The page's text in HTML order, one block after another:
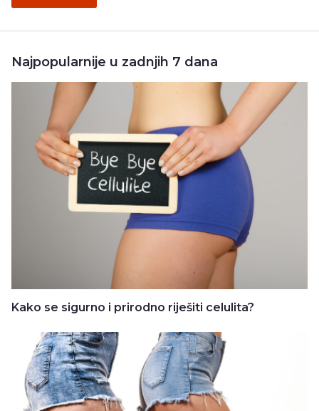
Najpopularnije u zadnjih 7 dana
Kako se sigurno i prirodno riješiti celulita?